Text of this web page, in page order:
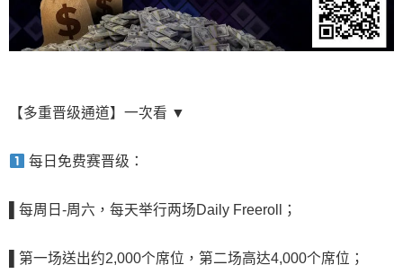
【多重晋级通道】一次看 ▼
每日免费赛晋级：
每周日-周六，每天举行两场Daily Freeroll；
第一场送出约2,000个席位，第二场高达4,000个席位 ；